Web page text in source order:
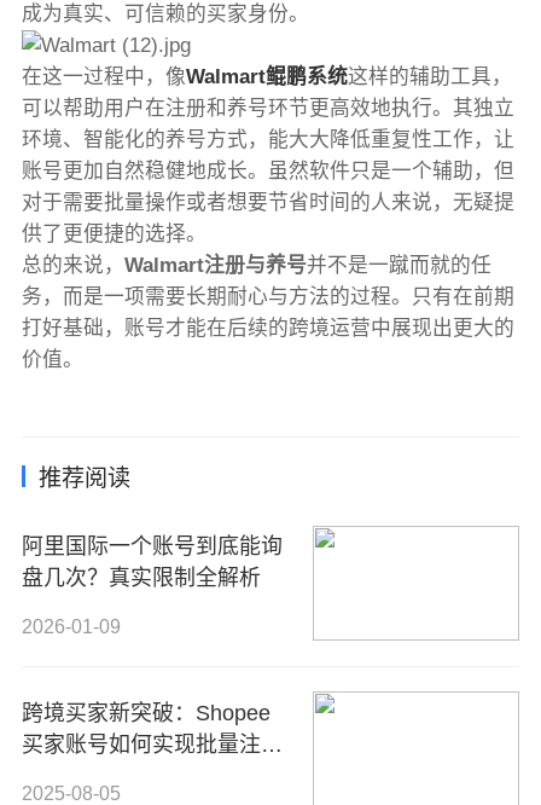
成为真实、可信赖的买家身份。
在这一过程中，像Walmart鲲鹏系统这样的辅助工具，
可以帮助用户在注册和养号环节更高效地执行。其独立
环境、智能化的养号方式，能大大降低重复性工作，让
账号更加自然稳健地成长。虽然软件只是一个辅助，但
对于需要批量操作或者想要节省时间的人来说，无疑提
供了更便捷的选择。
总的来说， Walmart注册与养号并不是一蹴而就的任
务，而是一项需要长期耐心与方法的过程。只有在前期
打好基础，账号才能在后续的跨境运营中展现出更大的
价值。
推荐阅读
阿里国际一个账号到底能询
盘几次？真实限制全解析
2026-01-09
跨境买家新突破：Shopee
买家账号如何实现批量注册
2025-08-05